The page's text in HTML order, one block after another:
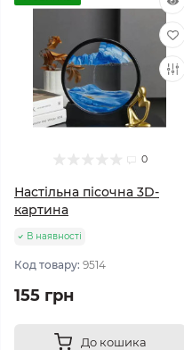
0
Настільна пісочна 3D-
картина
В наявності
Код товару: 9514
155 грн
До кошика